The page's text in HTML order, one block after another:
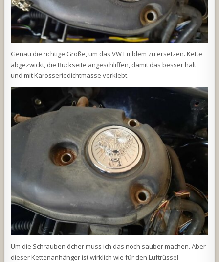
Genau die richtige Größe, um das VW Emblem zu ersetzen. Kette
abgezwickt, die Rückseite angeschliffen, damit das besser hält
und mit Karosseriedichtmasse verklebt.
Um die Schraubenlöcher muss ich das noch sauber machen. Aber
dieser Kettenanhänger ist wirklich wie für den Luftrüssel